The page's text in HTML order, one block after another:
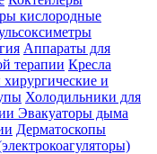
кислородные
Аппараты для
терапии Кресла
и
Холодильники для
Эвакуаторы дыма
Дерматоскопы